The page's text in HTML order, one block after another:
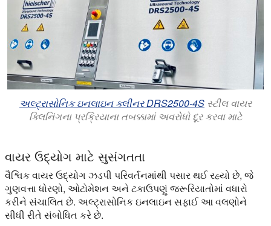
અલ્ટ્રાસોનિક ઇનલાઇન ક્લીનર DRS2500-4S સ્ટીલ વાયર
ક્લિનિંગના પ્રક્રિયાના તબક્કામાં અવરોધો દૂર કરવા માટે
વાયર ઉદ્યોગ માટે સુસંગતતા
વૈશ્વિક વાયર ઉદ્યોગ ઝડપી પરિવર્તનમાંથી પસાર થઈ રહ્યો છે, જે
ગુણવત્તા ધોરણો, ઓટોમેશન અને ટકાઉપણું જરૂરિયાતોમાં વધારો
કરીને સંચાલિત છે. અલ્ટ્રાસોનિક ઇનલાઇન સફાઈ આ વલણોને
સીધી રીતે સંબોધિત કરે છે.